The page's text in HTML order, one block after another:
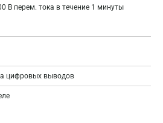
В перем. тока в течение 1 минуты
цифровых выводов